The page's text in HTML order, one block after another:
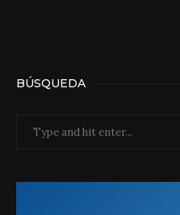
BÚSQUEDA